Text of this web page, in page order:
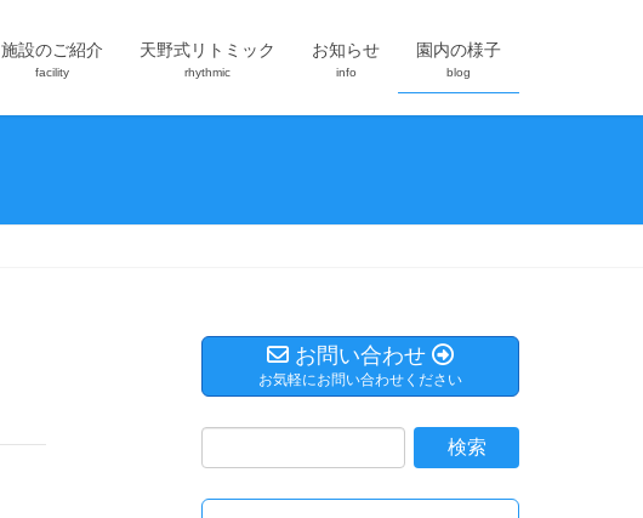
施設のご紹介
facility
天野式リトミック
rhythmic
お知らせ
info
園内の様子
blog
お問い合わせ
お気軽にお問い合わせください